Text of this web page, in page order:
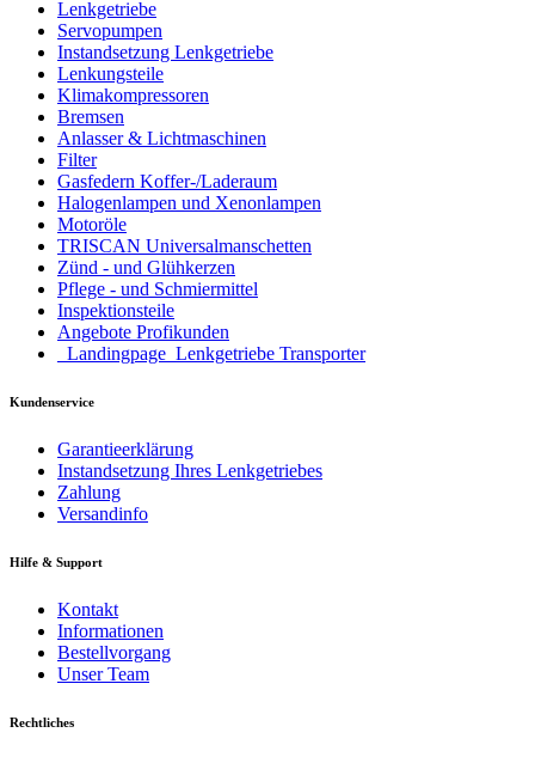
Lenkgetriebe
Servopumpen
Instandsetzung Lenkgetriebe
Lenkungsteile
Klimakompressoren
Bremsen
Anlasser & Lichtmaschinen
Filter
Gasfedern Koffer-/Laderaum
Halogenlampen und Xenonlampen
Motoröle
TRISCAN Universalmanschetten
Zünd - und Glühkerzen
Pflege - und Schmiermittel
Inspektionsteile
Angebote Profikunden
_Landingpage_Lenkgetriebe Transporter
Kundenservice
Garantieerklärung
Instandsetzung Ihres Lenkgetriebes
Zahlung
Versandinfo
Hilfe & Support
Kontakt
Informationen
Bestellvorgang
Unser Team
Rechtliches